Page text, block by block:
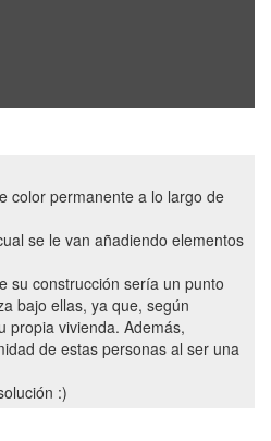
color permanente a lo largo de
se le van añadiendo elementos
su construcción sería un punto
bajo ellas, ya que, según
propia vivienda. Además,
de estas personas al ser una
:)